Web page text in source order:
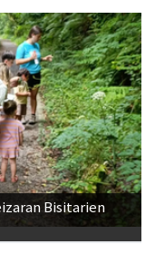
Bisitarien